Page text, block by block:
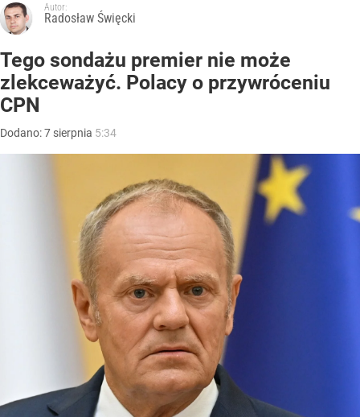
Autor:
Radosław Święcki
Tego sondażu premier nie może
zlekceważyć. Polacy o przywróceniu
CPN
Dodano:7 sierpnia 5:34